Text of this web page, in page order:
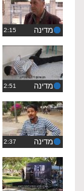
מדינה
מדינה
מדינה